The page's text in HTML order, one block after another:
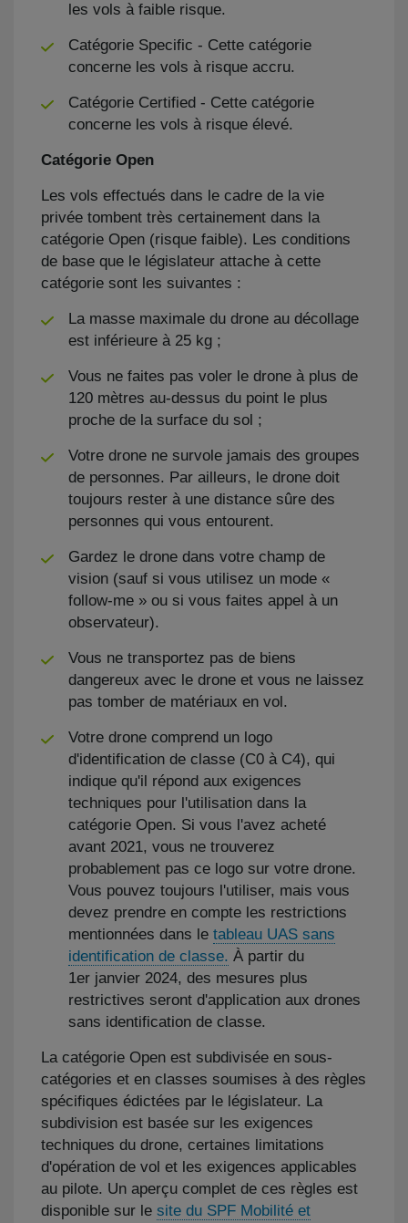
les vols à faible risque.
Catégorie Specific - Cette catégorie
concerne les vols à risque accru.
Catégorie Certified - Cette catégorie
concerne les vols à risque élevé.
Catégorie Open
Les vols effectués dans le cadre de la vie
privée tombent très certainement dans la
catégorie Open (risque faible). Les conditions
de base que le législateur attache à cette
catégorie sont les suivantes :
La masse maximale du drone au décollage
est inférieure à 25 kg ;
Vous ne faites pas voler le drone à plus de
120 mètres au-dessus du point le plus
proche de la surface du sol ;
Votre drone ne survole jamais des groupes
de personnes. Par ailleurs, le drone doit
toujours rester à une distance sûre des
personnes qui vous entourent.
Gardez le drone dans votre champ de
vision (sauf si vous utilisez un mode «
follow-me » ou si vous faites appel à un
observateur).
Vous ne transportez pas de biens
dangereux avec le drone et vous ne laissez
pas tomber de matériaux en vol.
Votre drone comprend un logo
d'identification de classe (C0 à C4), qui
indique qu'il répond aux exigences
techniques pour l'utilisation dans la
catégorie Open. Si vous l'avez acheté
avant 2021, vous ne trouverez
probablement pas ce logo sur votre drone.
Vous pouvez toujours l'utiliser, mais vous
devez prendre en compte les restrictions
mentionnées dans le tableau UAS sans
identification de classe. À partir du
1er janvier 2024, des mesures plus
restrictives seront d'application aux drones
sans identification de classe.
La catégorie Open est subdivisée en sous-
catégories et en classes soumises à des règles
spécifiques édictées par le législateur. La
subdivision est basée sur les exigences
techniques du drone, certaines limitations
d'opération de vol et les exigences applicables
au pilote. Un aperçu complet de ces règles est
disponible sur le site du SPF Mobilité et